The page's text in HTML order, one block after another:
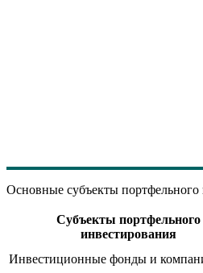
Основные субъекты портфельного
Субъекты портфельного
инвестирования
Инвестиционные фонды и